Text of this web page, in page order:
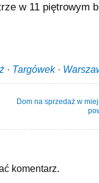
w 11 piętrowym
· Targówek·
Dom na sprzedaż w
komentarz.